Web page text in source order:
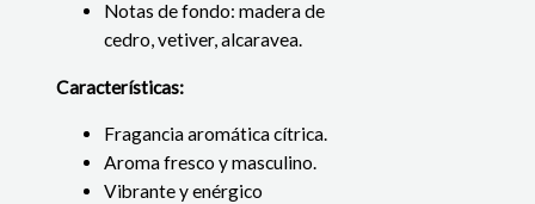
Notas de fondo: madera de
cedro, vetiver, alcaravea.
Características:
Fragancia aromática cítrica.
Aroma fresco y masculino.
Vibrante y enérgico